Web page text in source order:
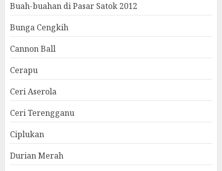
Buah-buahan di Pasar Satok 2012
Bunga Cengkih
Cannon Ball
Cerapu
Ceri Aserola
Ceri Terengganu
Ciplukan
Durian Merah